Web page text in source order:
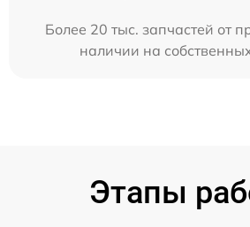
Более 20 тыс. запчастей от
наличии на
Этапы